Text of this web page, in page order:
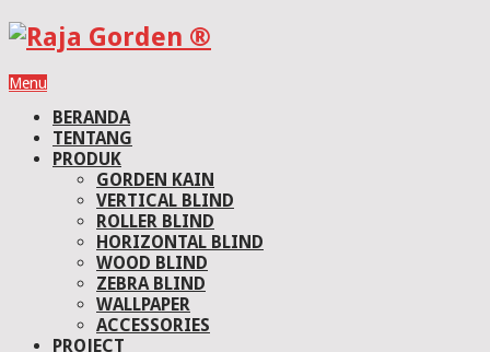
Menu
BERANDA
TENTANG
PRODUK
GORDEN KAIN
VERTICAL BLIND
ROLLER BLIND
HORIZONTAL BLIND
WOOD BLIND
ZEBRA BLIND
WALLPAPER
ACCESSORIES
PROJECT